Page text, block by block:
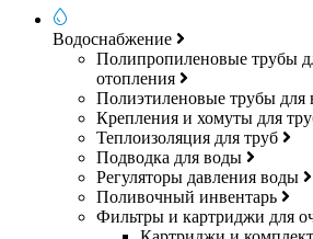
Водоснабжение
Полипропиленовые трубы
отопления
Полиэтиленовые трубы для
Крепления и хомуты для
Теплоизоляция для труб
Подводка для воды
Регуляторы давления воды
Поливочный инвентарь
Фильтры и картриджи для